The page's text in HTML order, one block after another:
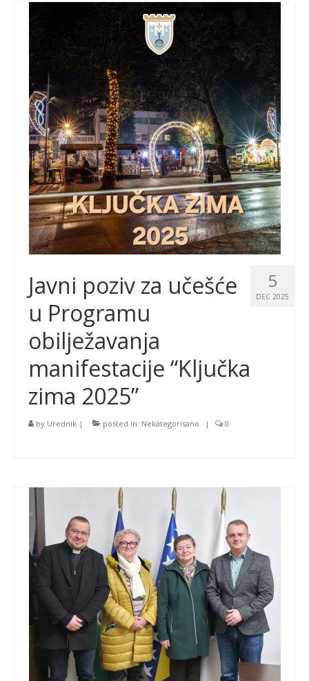
5
DEC 2025
Javni poziv za učešće
u Programu
obilježavanja
manifestacije “Ključka
zima 2025”
by Urednik | posted in: Nekategorisano | 0